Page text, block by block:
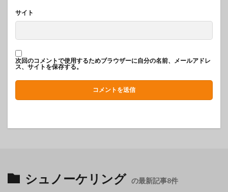
サイト
次回のコメントで使用するためブラウザーに自分の名前、メールアドレ
ス、サイトを保存する。
シュノーケリング の最新記事8件